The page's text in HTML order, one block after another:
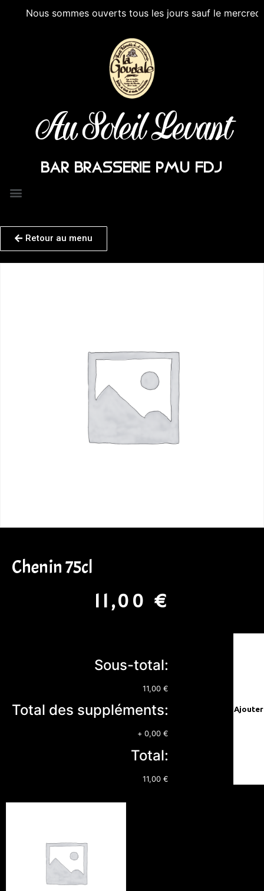
Nous sommes ouverts tous les jours sauf le mercredi
Au Soleil Levant
BAR BRASSERIE PMU FDJ
Retour au menu
Chenin 75cl
11,00 €
Sous-total:
11,00 €
Total des suppléments:
+ 0,00 €
Total:
11,00 €